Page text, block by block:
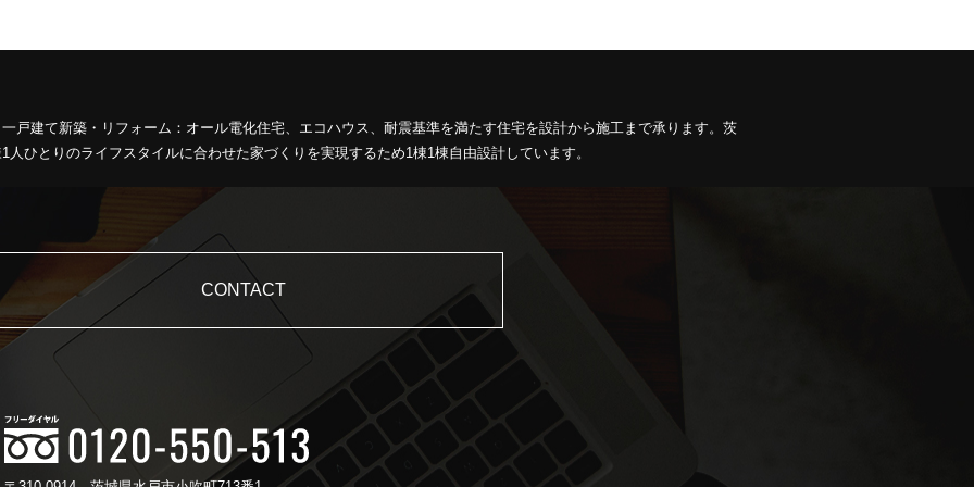
戸建て新築・リフォーム：オール電化住宅、エコハウス、耐震基準を満たす住宅を設計から施工まで承ります。茨
ひとりのライフスタイルに合わせた家づくりを実現するため1棟1棟自由設計しています。
CONTACT